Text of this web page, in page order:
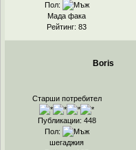
Пол:
Мада фака
Рейтинг: 83
Boris
Старши потребител
Публикации: 448
Пол:
шегаджия